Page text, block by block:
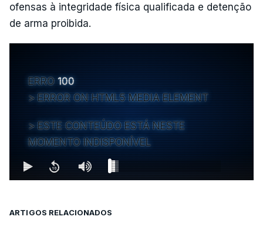
ofensas à integridade física qualificada e detenção
de arma proibida.
ERRO 100
ERROR ON HTML5 MEDIA ELEMENT
ESTE CONTEÚDO ESTÁ NESTE
MOMENTO INDISPONÍVEL
ARTIGOS RELACIONADOS